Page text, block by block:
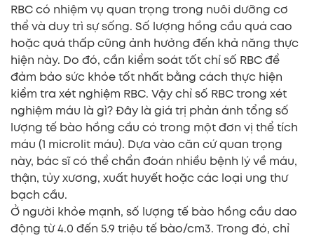
RBC có nhiệm vụ quan trọng trong nuôi dưỡng cơ
thể và duy trì sự sống. Số lượng hồng cầu quá cao
hoặc quá thấp cũng ảnh hưởng đến khả năng thực
hiện này. Do đó, cần kiểm soát tốt chỉ số RBC để
đảm bảo sức khỏe tốt nhất bằng cách thực hiện
kiểm tra xét nghiệm RBC. Vậy chỉ số RBC trong xét
nghiệm máu là gì? Đây là giá trị phản ánh tổng số
lượng tế bào hồng cầu có trong một đơn vị thể tích
máu (1 microlit máu). Dựa vào căn cứ quan trọng
này, bác sĩ có thể chẩn đoán nhiều bệnh lý về máu,
thận, tủy xương, xuất huyết hoặc các loại ung thư
bạch cầu.
Ở người khỏe mạnh, số lượng tế bào hồng cầu dao
động từ 4.0 đến 5.9 triệu tế bào/cm3. Trong đó, chỉ